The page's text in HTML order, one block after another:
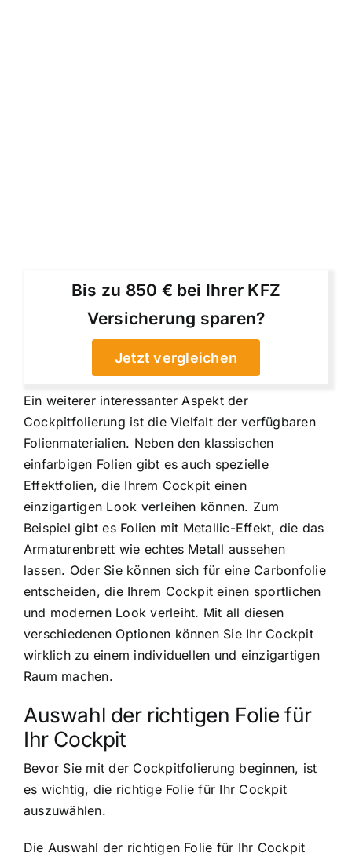
Bis zu 850 € bei Ihrer KFZ
Versicherung sparen?
Jetzt vergleichen
Ein weiterer interessanter Aspekt der
Cockpitfolierung ist die Vielfalt der verfügbaren
Folienmaterialien. Neben den klassischen
einfarbigen Folien gibt es auch spezielle
Effektfolien, die Ihrem Cockpit einen
einzigartigen Look verleihen können. Zum
Beispiel gibt es Folien mit Metallic-Effekt, die das
Armaturenbrett wie echtes Metall aussehen
lassen. Oder Sie können sich für eine Carbonfolie
entscheiden, die Ihrem Cockpit einen sportlichen
und modernen Look verleiht. Mit all diesen
verschiedenen Optionen können Sie Ihr Cockpit
wirklich zu einem individuellen und einzigartigen
Raum machen.
Auswahl der richtigen Folie für
Ihr Cockpit
Bevor Sie mit der Cockpitfolierung beginnen, ist
es wichtig, die richtige Folie für Ihr Cockpit
auszuwählen.
Die Auswahl der richtigen Folie für Ihr Cockpit